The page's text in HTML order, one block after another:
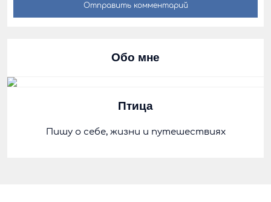
Обо мне
Птица
Пишу о себе, жизни и путешествиях